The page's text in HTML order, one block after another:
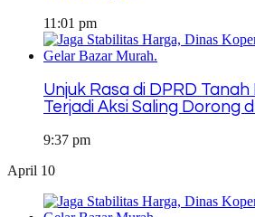
11:01 pm
Unjuk Rasa di DPRD
Terjadi Aksi Saling Dorong
9:37 pm
April 10